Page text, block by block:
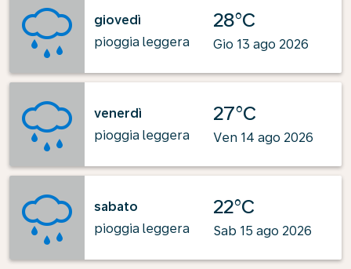
giovedì
pioggia leggera
28°C
Gio 13 ago 2026
venerdì
pioggia leggera
27°C
Ven 14 ago 2026
sabato
pioggia leggera
22°C
Sab 15 ago 2026